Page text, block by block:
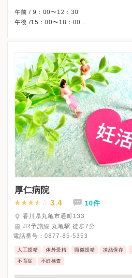
午前 / 9：00〜12：30
午後 /15：00〜18：00
※受診前には必ずクリニックHPを確認、
厚仁病院
3.4 10件
香川県丸亀市通町133
JR予讃線 丸亀駅 徒歩7分
電話番号： 0877-85-5353
人工授精 体外受精 顕微授精 凍結保存
不育症 不妊検査